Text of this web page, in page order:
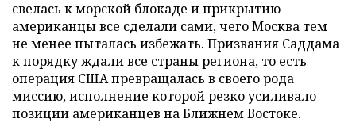
свелась к морской блокаде и прикрытию –
американцы все сделали сами, чего Москва тем
не менее пыталась избежать. Призвания Саддама
к порядку ждали все страны региона, то есть
операция США превращалась в своего рода
миссию, исполнение которой резко усиливало
позиции американцев на Ближнем Востоке.